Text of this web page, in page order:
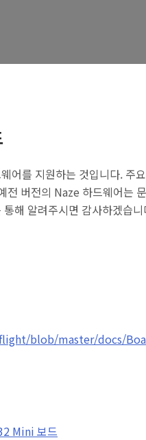
어를 지원하는 것입니다. 주
전 버전의 Naze 하드웨어는
통해 알려주시면 감사하겠습
blob/master/docs/
Mini 보드